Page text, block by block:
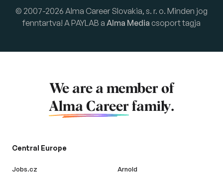
© 2007-2026 Alma Career Slovakia, s. r. o. Minden jog
fenntartva! A PAYLAB a Alma Media csoport tagja
We are a member of
Alma Career family.
Central Europe
Jobs.cz
Arnold